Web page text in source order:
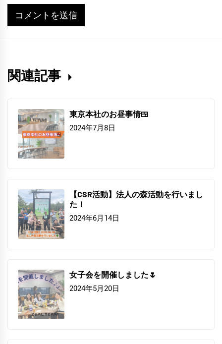
関連記事
東京本社のお昼事情🍱
2024年7月8日
【CSR活動】法人の森活動を行いまし
た！
2024年6月14日
女子会を開催しました🌷
2024年5月20日